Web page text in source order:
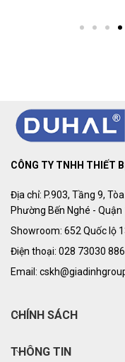
CÔNG TY TNHH THIẾT
Địa chỉ: P.903, Tầng 9,
Phường Bến Nghé - Quận
Showroom: 652 Quốc lộ
Điện thoại: 028 73030 886
Email:
CHÍNH SÁCH
THÔNG TIN